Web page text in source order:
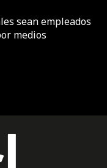
sean empleados
medios